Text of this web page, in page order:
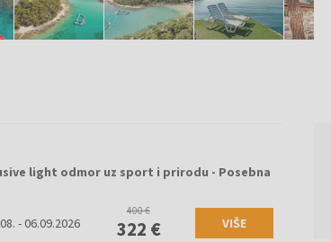
light odmor uz sport i prirodu - Posebna
-06.09.2026
400 €
322 € VIŠE